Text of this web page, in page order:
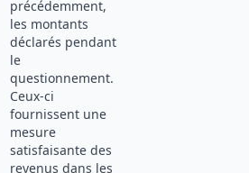
précédemment,
les montants
déclarés pendant
le
questionnement.
Ceux-ci
fournissent une
mesure
satisfaisante des
revenus dans les